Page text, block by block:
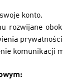
konto.
rozwijane
komunikacji